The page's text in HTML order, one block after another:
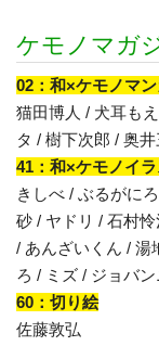
ケモノマガ
02：和×ケモノマン
猫田博人 / 犬耳も
タ / 樹下次郎 / 奥
41：和×ケモノイラ
きしべ / ぶるがに
砂 / ヤドリ / 石村
/ あんざいくん / 湯
ろ / ミズ / ジョバ
60：切り絵
佐藤敦弘